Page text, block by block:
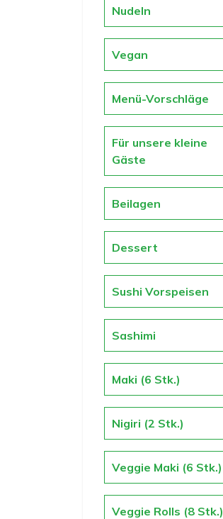
Nudeln
Vegan
Menü-Vorschläge
Für unsere kleine
Gäste
Beilagen
Dessert
Sushi Vorspeisen
Sashimi
Maki (6 Stk.)
Nigiri (2 Stk.)
Veggie Maki (6 Stk.)
Veggie Rolls (8 Stk.)